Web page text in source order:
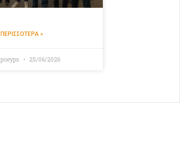
ΠΕΡΙΣΣΌΤΕΡΑ »
poeyps 25/06/2026